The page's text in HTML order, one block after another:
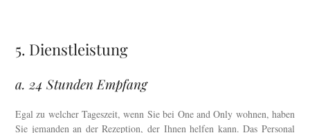
5. Dienstleistung
a. 24 Stunden Empfang
Egal zu welcher Tageszeit, wenn Sie bei One and Only wohnen, haben
Sie jemanden an der Rezeption, der Ihnen helfen kann. Das Personal